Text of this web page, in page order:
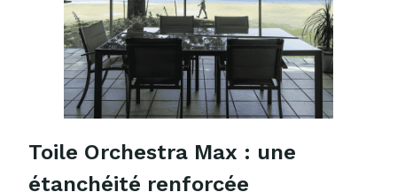
Toile Orchestra Max : une
étanchéité renforcée